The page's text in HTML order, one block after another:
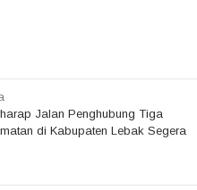
Jalan Penghubung Tiga
di Kabupaten Lebak Segera